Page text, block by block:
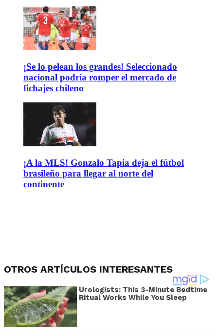
¡Se lo pelean los grandes! Seleccionado
nacional podría romper el mercado de
fichajes chileno
¡A la MLS! Gonzalo Tapia deja el fútbol
brasileño para llegar al norte del
continente
OTROS ARTÍCULOS INTERESANTES
Urologists: This 3-Minute Bedtime
Ritual Works While You Sleep